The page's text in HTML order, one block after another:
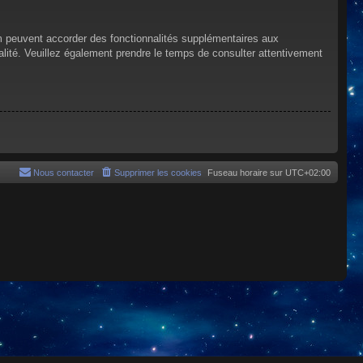
accorder des fonctionnalités supplémentaires aux
Veuillez également prendre le temps de consulter attentivement
Fuseau horaire sur UTC+02:00
Supprimer les cookies
Nous contacter